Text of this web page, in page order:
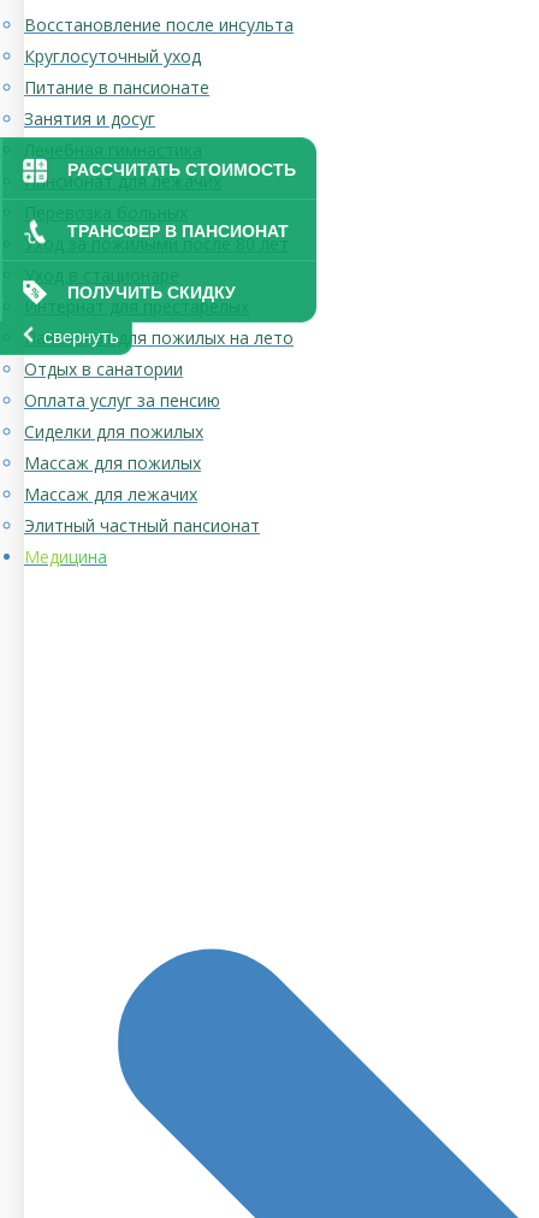
РАССЧИТАТЬ СТОИМОСТЬ
ТРАНСФЕР В ПАНСИОНАТ
ПОЛУЧИТЬ СКИДКУ
свернуть
Восстановление после инсульта
Круглосуточный уход
Питание в пансионате
Занятия и досуг
Пансионат для лежачих
Уход за пожилыми после 80 лет
Интернат для престарелых
Пансионат для пожилых на лето
Отдых в санатории
Оплата услуг за пенсию
Сиделки для пожилых
Массаж для пожилых
Массаж для лежачих
Элитный частный пансионат
Медицина